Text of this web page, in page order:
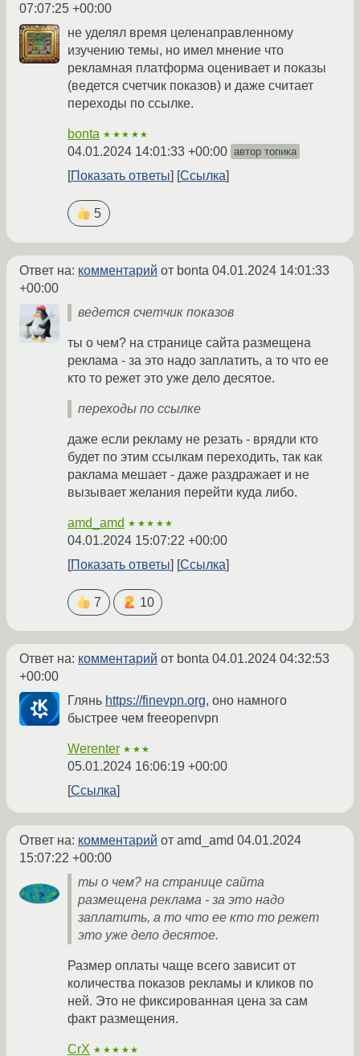
07:07:25 +00:00
не уделял время целенаправленному
изучению темы, но имел мнение что
рекламная платформа оценивает и показы
(ведется счетчик показов) и даже считает
переходы по ссылке.
bonta ★★★★★
04.01.2024 14:01:33 +00:00 автор топика
Показать ответы Ссылка
5
Ответ на: комментарий от bonta 04.01.2024 14:01:33
+00:00
ведется счетчик показов
ты о чем? на странице сайта размещена
реклама - за это надо заплатить, а то что ее
кто то режет это уже дело десятое.
переходы по ссылке
даже если рекламу не резать - врядли кто
будет по этим ссылкам переходить, так как
раклама мешает - даже раздражает и не
вызывает желания перейти куда либо.
amd_amd ★★★★★
04.01.2024 15:07:22 +00:00
Показать ответы
Ссылка
7 10
Ответ на: комментарий от bonta 04.01.2024 04:32:53
+00:00
Глянь https://finevpn.org, оно намного
быстрее чем freeopenvpn
Werenter ★★★
05.01.2024 16:06:19 +00:00
Ссылка
Ответ на: комментарий от amd_amd 04.01.2024
15:07:22 +00:00
ты о чем? на странице сайта
размещена реклама - за это надо
заплатить, а то что ее кто то режет
это уже дело десятое.
Размер оплаты чаще всего зависит от
количества показов рекламы и кликов по
ней. Это не фиксированная цена за сам
факт размещения.
CrX ★★★★★